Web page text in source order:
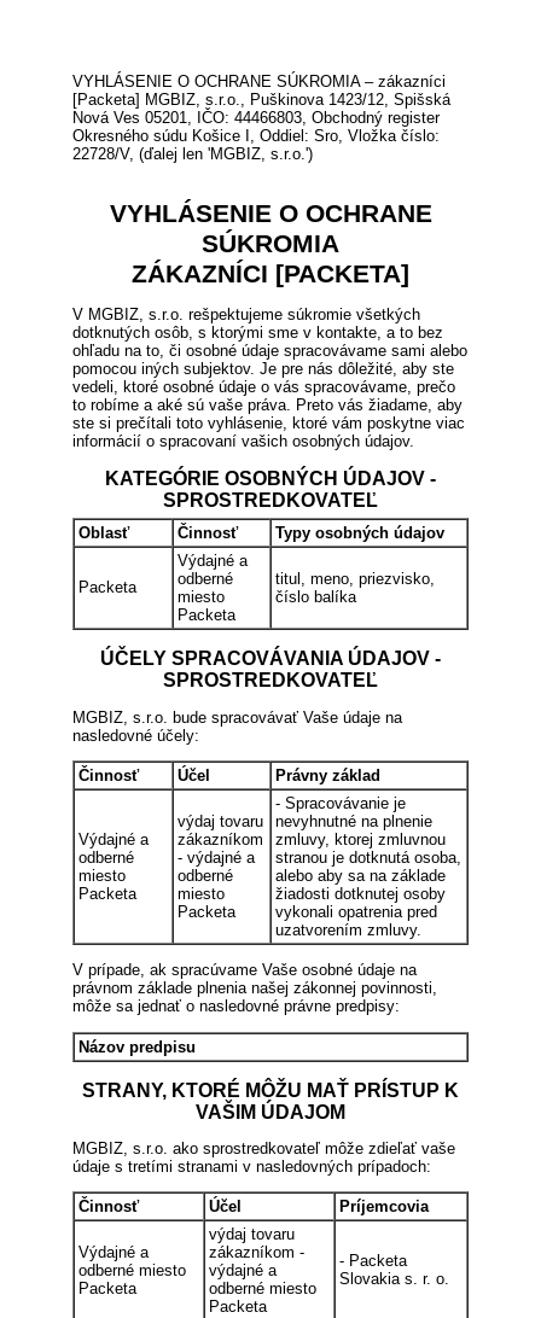
VYHLÁSENIE O OCHRANE SÚKROMIA – zákazníci
[Packeta] MGBIZ, s.r.o., Puškinova 1423/12, Spišská
Nová Ves 05201, IČO: 44466803, Obchodný register
Okresného súdu Košice I, Oddiel: Sro, Vložka číslo:
22728/V, (ďalej len 'MGBIZ, s.r.o.')
VYHLÁSENIE O OCHRANE
SÚKROMIA
ZÁKAZNÍCI [PACKETA]
V MGBIZ, s.r.o. rešpektujeme súkromie všetkých
dotknutých osôb, s ktorými sme v kontakte, a to bez
ohľadu na to, či osobné údaje spracovávame sami alebo
pomocou iných subjektov. Je pre nás dôležité, aby ste
vedeli, ktoré osobné údaje o vás spracovávame, prečo
to robíme a aké sú vaše práva. Preto vás žiadame, aby
ste si prečítali toto vyhlásenie, ktoré vám poskytne viac
informácií o spracovaní vašich osobných údajov.
KATEGÓRIE OSOBNÝCH ÚDAJOV -
SPROSTREDKOVATEĽ
Oblasť Činnosť Typy osobných údajov
Packeta
Výdajné a
odberné
miesto
Packeta
titul, meno, priezvisko,
číslo balíka
ÚČELY SPRACOVÁVANIA ÚDAJOV -
SPROSTREDKOVATEĽ
MGBIZ, s.r.o. bude spracovávať Vaše údaje na
nasledovné účely:
Činnosť Účel Právny základ
Výdajné a
odberné
miesto
Packeta
výdaj tovaru
zákazníkom
- výdajné a
odberné
miesto
Packeta
- Spracovávanie je
nevyhnutné na plnenie
zmluvy, ktorej zmluvnou
stranou je dotknutá osoba,
alebo aby sa na základe
žiadosti dotknutej osoby
vykonali opatrenia pred
uzatvorením zmluvy.
V prípade, ak spracúvame Vaše osobné údaje na
právnom základe plnenia našej zákonnej povinnosti,
môže sa jednať o nasledovné právne predpisy:
Názov predpisu
STRANY, KTORÉ MÔŽU MAŤ PRÍSTUP K
VAŠIM ÚDAJOM
MGBIZ, s.r.o. ako sprostredkovateľ môže zdieľať vaše
údaje s tretími stranami v nasledovných prípadoch:
Činnosť Účel Príjemcovia
Výdajné a
odberné miesto
Packeta
výdaj tovaru
zákazníkom -
výdajné a
odberné miesto
Packeta
- Packeta
Slovakia s. r. o.